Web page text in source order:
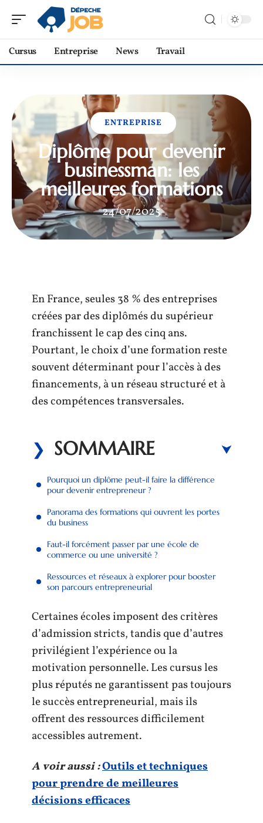
Cursus Entreprise News Travail
ENTREPRISE
Diplôme pour devenir
businessman: les
meilleures formations
24/07/2025
En France, seules 38 % des entreprises
créées par des diplômés du supérieur
franchissent le cap des cinq ans.
Pourtant, le choix d’une formation reste
souvent déterminant pour l’accès à des
financements, à un réseau structuré et à
des compétences transversales.
SOMMAIRE
Pourquoi un diplôme peut-il faire la différence
pour devenir entrepreneur ?
Panorama des formations qui ouvrent les portes
du business
Faut-il forcément passer par une école de
commerce ou une université ?
Ressources et réseaux à explorer pour booster
son parcours entrepreneurial
Certaines écoles imposent des critères
d’admission stricts, tandis que d’autres
privilégient l’expérience ou la
motivation personnelle. Les cursus les
plus réputés ne garantissent pas toujours
le succès entrepreneurial, mais ils
offrent des ressources difficilement
accessibles autrement.
A voir aussi :Outils et techniques
pour prendre de meilleures
décisions efficaces